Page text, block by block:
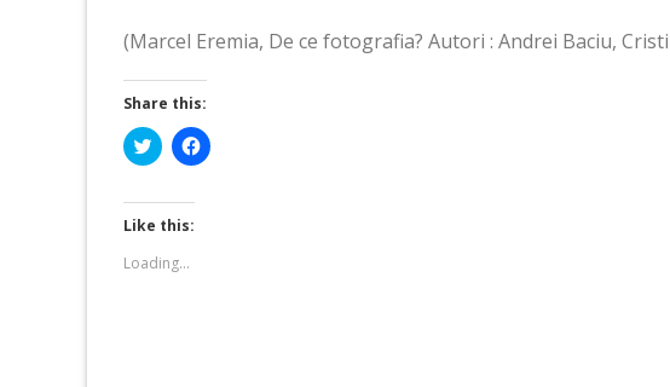
(Marcel Eremia, De ce fotografia? Autori : Andrei Baciu,
Share this:
Click
to
Twitter
(Opens
in
new
window)
Click
to
Like this:
Loading...